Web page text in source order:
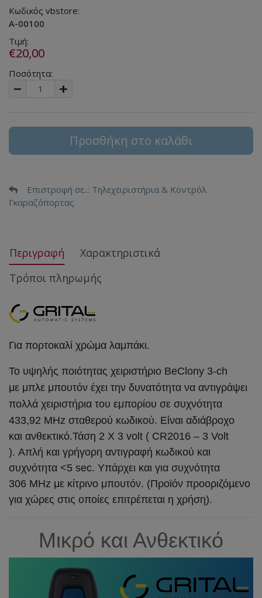
Κωδικός vbstore:
A-00100
Τιμή:
€20,00
Ποσότητα:
Προσθήκη στο καλάθι
Επιστροφή σε..: Τηλεχειριστήρια & Κοντρόλ
Γκαραζόπορτας
Περιγραφή
Χαρακτηριστικά
Τρόποι πληρωμής
Για πορτοκαλί χρώμα λαμπάκι.
​Το υψηλής ποιότητας χειριστήριο BeClony 3-ch
με μπλε μπουτόν έχει την δυνατότητα να αντιγράψει
πολλά χειριστήρια του εμπορίου σε συχνότητα
433,92 ΜHz σταθερού κωδικού. Είναι αδιάβροχο
και ανθεκτικό.Τάση 2 X 3 volt ( CR2016 – 3 Volt
). Απλή και γρήγορη αντιγραφή κωδικού και
συχνότητα <5 sec. Υπάρχει και για συχνότητα
306 MHz με κίτρινο μπουτόν. (Προϊόν προοριζόµενο
για χώρες στις οποίες επιτρέπεται η χρήση).
Μικρό και Ανθεκτικό